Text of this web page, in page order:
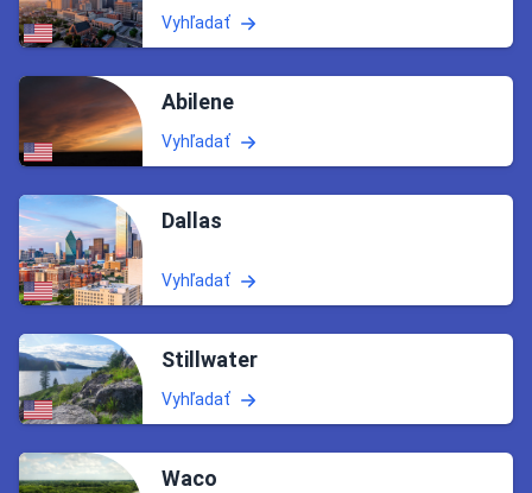
Vyhľadať
Abilene
Vyhľadať
Dallas
Vyhľadať
Stillwater
Vyhľadať
Waco